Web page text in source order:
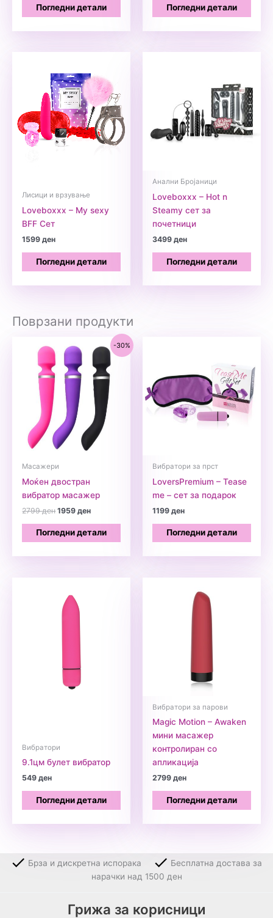
Погледни детали Погледни детали
Лисици и врзување
Loveboxxx – My sexy
BFF Сет
1599ден
Погледни детали
Анални Бројаници
Loveboxxx – Hot n
Steamy сет за
почетници
3499ден
Погледни детали
Поврзани продукти
-30%
Масажери
Моќен двостран
вибратор масажер
2799денOriginal
was:
2799 ден.
1959денCurrent
is:
Погледни детали
Вибратори за прст
LoversPremium – Tease
me – сет за подарок
1199ден
Погледни детали
Вибратори
9.1цм булет вибратор
549ден
Погледни детали
Вибратори за парови
Magic Motion – Awaken
мини масажер
контролиран со
апликација
2799ден
Погледни детали
Брза и дискретна испорака
Бесплатна достава за
нарачки над 1500 ден
Грижа за корисници